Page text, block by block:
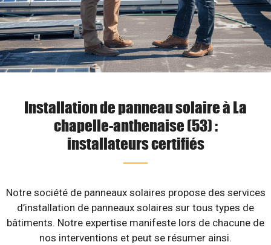
Installation de panneau solaire à La
chapelle-anthenaise (53) :
installateurs certifiés
Notre société de panneaux solaires propose des services
d’installation de panneaux solaires sur tous types de
bâtiments. Notre expertise manifeste lors de chacune de
nos interventions et peut se résumer ainsi.